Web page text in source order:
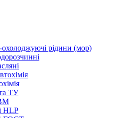
рідини (мор)
ТУ
HLP